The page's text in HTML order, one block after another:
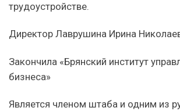
трудоустройстве.
Директор Лаврушина Ирина
Закончила «Брянский институт
бизнеса»
Является членом штаба и одним из